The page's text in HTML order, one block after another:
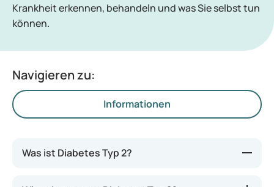
Krankheit erkennen, behandeln und was Sie selbst tun
können.
Navigieren zu:
Informationen
Was ist Diabetes Typ 2?
Diabetes Typ 2 ist die häufigste Form von Diabetes.